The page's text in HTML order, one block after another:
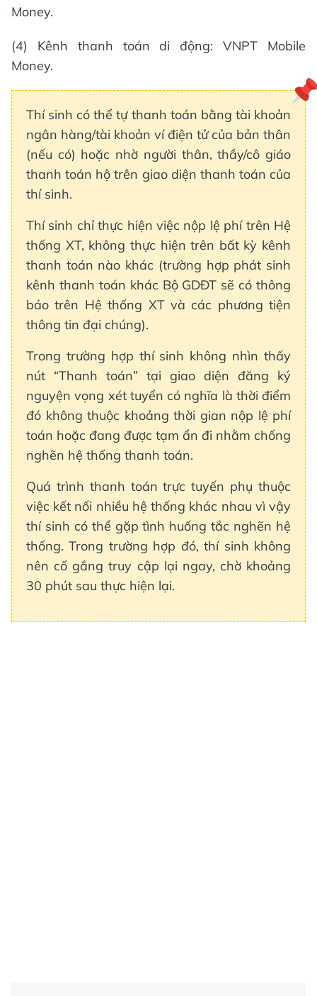
Money.
(4) Kênh thanh toán di động: VNPT Mobile
Money.
Thí sinh có thể tự thanh toán bằng tài khoản
ngân hàng/tài khoản ví điện tử của bản thân
(nếu có) hoặc nhờ người thân, thầy/cô giáo
thanh toán hộ trên giao diện thanh toán của
thí sinh.
Thí sinh chỉ thực hiện việc nộp lệ phí trên Hệ
thống XT, không thực hiện trên bất kỳ kênh
thanh toán nào khác (trường hợp phát sinh
kênh thanh toán khác Bộ GDĐT sẽ có thông
báo trên Hệ thống XT và các phương tiện
thông tin đại chúng).
Trong trường hợp thí sinh không nhìn thấy
nút “Thanh toán” tại giao diện đăng ký
nguyện vọng xét tuyển có nghĩa là thời điểm
đó không thuộc khoảng thời gian nộp lệ phí
toán hoặc đang được tạm ẩn đi nhằm chống
nghẽn hệ thống thanh toán.
Quá trình thanh toán trực tuyến phụ thuộc
việc kết nối nhiều hệ thống khác nhau vì vậy
thí sinh có thể gặp tình huống tắc nghẽn hệ
thống. Trong trường hợp đó, thí sinh không
nên cố gắng truy cập lại ngay, chờ khoảng
30 phút sau thực hiện lại.